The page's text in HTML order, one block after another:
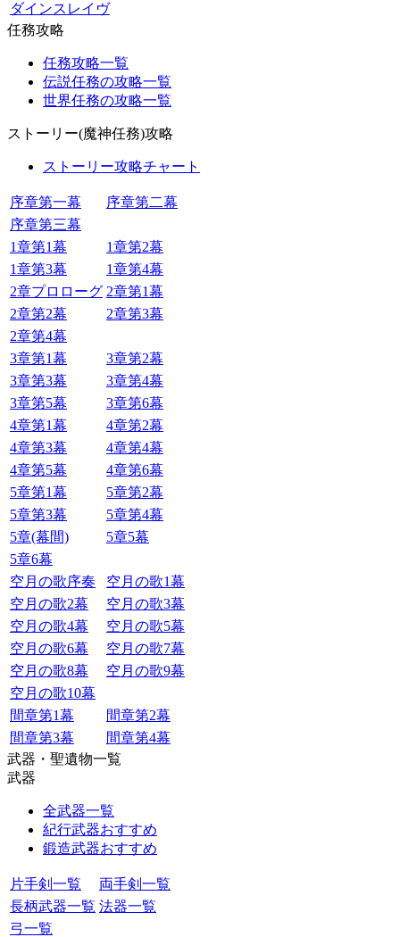
ダインスレイヴ
任務攻略
任務攻略一覧
伝説任務の攻略一覧
世界任務の攻略一覧
ストーリー(魔神任務)攻略
ストーリー攻略チャート
序章第一幕
序章第二幕
序章第三幕
1章第1幕
1章第2幕
1章第3幕
1章第4幕
2章プロローグ 2章第1幕
2章第2幕
2章第3幕
2章第4幕
3章第1幕
3章第2幕
3章第3幕
3章第4幕
3章第5幕
3章第6幕
4章第1幕
4章第2幕
4章第3幕
4章第4幕
4章第5幕
4章第6幕
5章第1幕
5章第2幕
5章第3幕
5章第4幕
5章(幕間)
5章5幕
5章6幕
空月の歌序奏
空月の歌1幕
空月の歌2幕
空月の歌3幕
空月の歌4幕
空月の歌5幕
空月の歌6幕
空月の歌7幕
空月の歌8幕
空月の歌9幕
空月の歌10幕
間章第1幕
間章第2幕
間章第3幕
間章第4幕
武器・聖遺物一覧
武器
全武器一覧
紀行武器おすすめ
鍛造武器おすすめ
片手剣一覧
両手剣一覧
長柄武器一覧 法器一覧
弓一覧